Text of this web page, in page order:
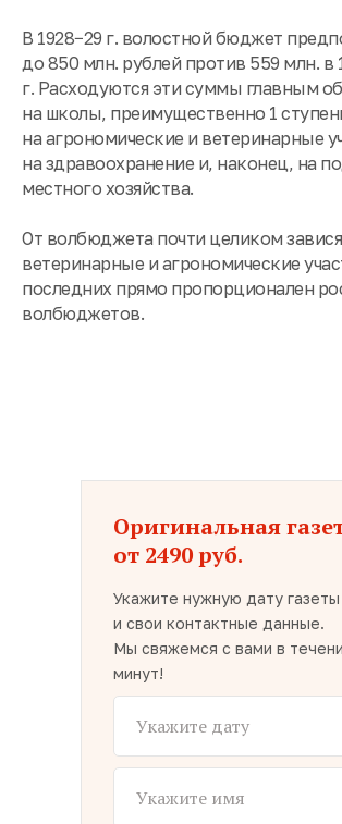
В 1928−29 г. волостной бюджет
до 850 млн. рублей против 559 млн. в
г. Расходуются эти суммы главным
на школы, преимущественно 1
на агрономические и ветеринарные
на здравоохранение и, наконец, на
местного хозяйства.
От волбюджета почти целиком
ветеринарные и агрономические
последних прямо пропорционален
волбюджетов.
Оригинальная
от 2490 руб.
Укажите нужную дату газеты
и свои контактные данные.
Мы свяжемся с вами в
минут!